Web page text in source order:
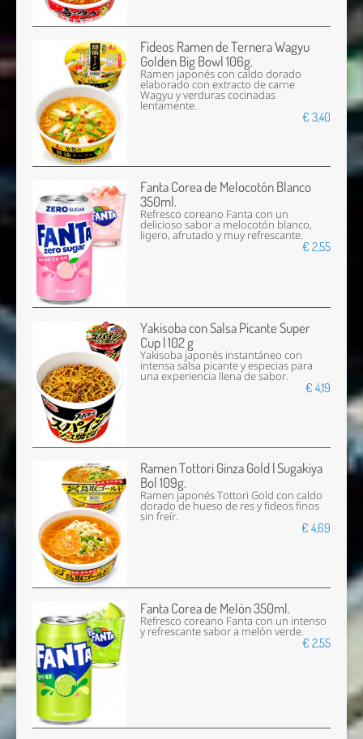
Fideos Ramen de Ternera Wagyu
Golden Big Bowl 106g.
Ramen japonés con caldo dorado
elaborado con extracto de carne
Wagyu y verduras cocinadas
lentamente.
€ 3,40
Fanta Corea de Melocotón Blanco
350ml.
Refresco coreano Fanta con un
delicioso sabor a melocotón blanco,
ligero, afrutado y muy refrescante.
€ 2,55
Yakisoba con Salsa Picante Super
Cup | 102 g
Yakisoba japonés instantáneo con
intensa salsa picante y especias para
una experiencia llena de sabor.
€ 4,19
Ramen Tottori Ginza Gold | Sugakiya
Bol 109g.
Ramen japonés Tottori Gold con caldo
dorado de hueso de res y fideos finos
sin freír.
€ 4,69
Fanta Corea de Melón 350ml.
Refresco coreano Fanta con un intenso
y refrescante sabor a melón verde.
€ 2,55